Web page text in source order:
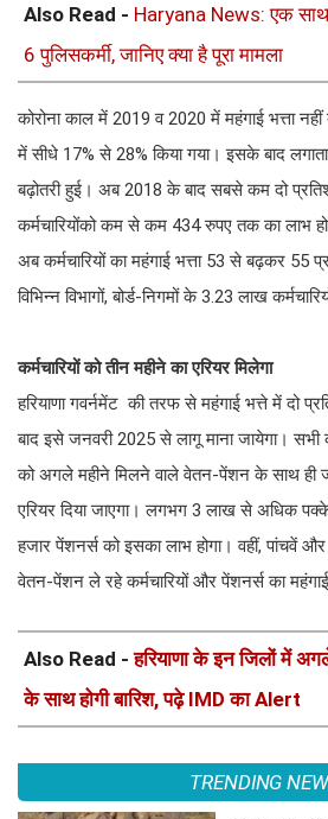
Also Read - Haryana News: एक साथ
6 पुलिसकर्मी, जानिए क्या है पूरा मामला
कोरोना काल में 2019 व 2020 में महंगाई भत्ता
में सीधे 17% से 28% किया गया। इसके बाद
बढ़ोतरी हुई। अब 2018 के बाद सबसे कम दो
कर्मचारियोंको कम से कम 434 रुपए तक का लाभ
अब कर्मचारियों का महंगाई भत्ता 53 से बढ़कर
विभिन्न विभागों, बोर्ड-निगमों के 3.23 लाख
कर्मचारियों को तीन महीने का एरियर मिलेगा
हरियाणा गवर्नमेंट की तरफ से महंगाई भत्ते में दो
बाद इसे जनवरी 2025 से लागू माना जायेगा। सभी
को अगले महीने मिलने वाले वेतन-पेंशन के साथ ही
एरियर दिया जाएगा। लगभग 3 लाख से अधिक
हजार पेंशनर्स को इसका लाभ होगा। वहीं, पांचवें
वेतन-पेंशन ले रहे कर्मचारियों और पेंशनर्स का महंगाई
Also Read -हरियाणा के इन जिलों में
के साथ होगी बारिश, पढ़े IMD का Alert
TRENDING